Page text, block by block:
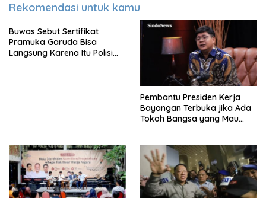
Rekomendasi untuk kamu
Buwas Sebut Sertifikat
Pramuka Garuda Bisa
Langsung Karena Itu Polisi
Pembantu Presiden Kerja
Bayangan Terbuka jika Ada
Tokoh Bangsa yang Mau